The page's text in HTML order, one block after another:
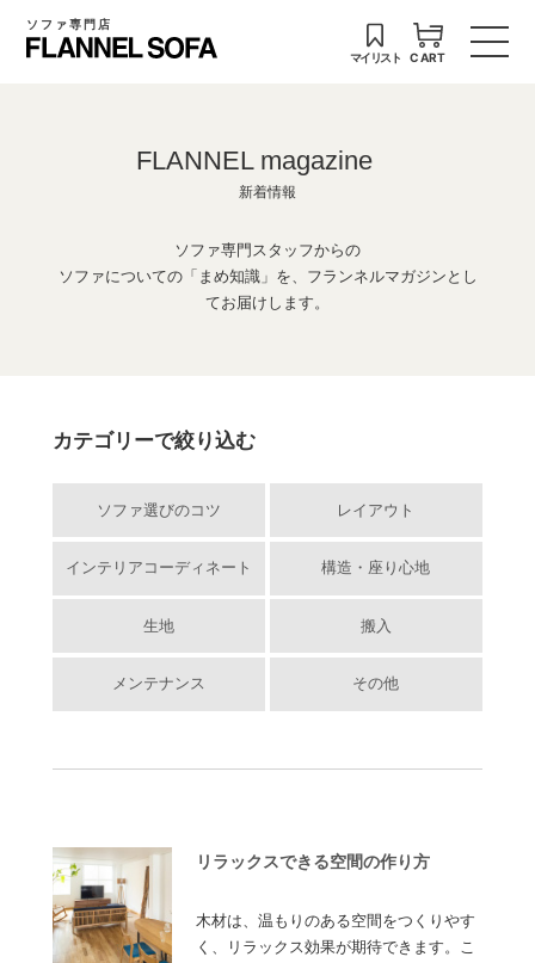
ソファ専門店
マイリスト CART
FLANNEL magazine
新着情報
ソファ専門スタッフからの
ソファについての「まめ知識」を、フランネルマガジンとし
てお届けします。
カテゴリーで絞り込む
ソファ選びのコツ レイアウト
インテリアコーディネート 構造・座り心地
生地 搬入
メンテナンス その他
リラックスできる空間の作り方
木材は、温もりのある空間をつくりやす
く、リラックス効果が期待できます。こ